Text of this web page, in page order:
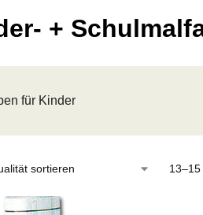
+
für Kinder